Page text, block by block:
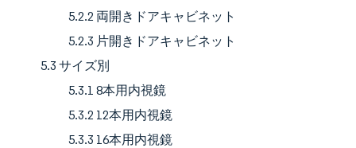
5.2.2 両開きドアキャビネット
5.2.3 片開きドアキャビネット
5.3 サイズ別
5.3.1 8本用内視鏡
5.3.2 12本用内視鏡
5.3.3 16本用内視鏡